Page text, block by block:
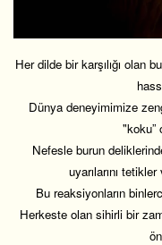
Her dilde bir karşılığı olan
Dünya deneyimimize
"koku”
Nefesle burun
uyarılarını
Bu reaksiyonların
Herkeste olan sihirli bir